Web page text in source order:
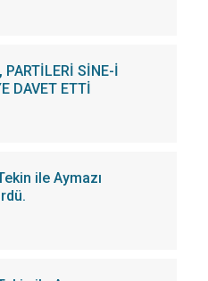
SİNE-İ
DAVET ETTİ
ile Aymazı